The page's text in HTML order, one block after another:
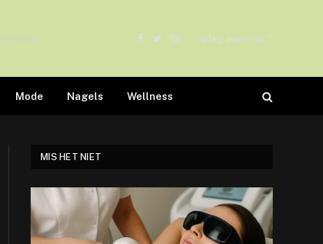
Laserontharen: Alles wat je moet weten over deze populaire ontharingsmethode
Facebook
TwitterInstagram
vrijdag, augustus 7
Mode Nagels Wellness
MIS HET NIET